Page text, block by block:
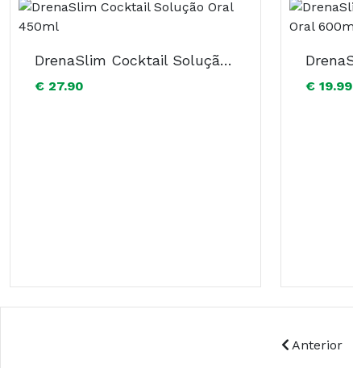
DrenaSlim Cocktail Solução Oral 450ml
€ 27.90 € 19.99
Anterior